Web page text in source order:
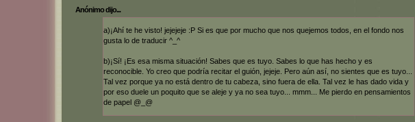
Anónimo dijo...
a)¡Ahí te he visto! jejejeje :P Si es que por mucho que nos quejemos todos, en el fondo nos
gusta lo de traducir ^_^
b)¡Sí! ¡Es esa misma situación! Sabes que es tuyo. Sabes lo que has hecho y es
reconocible. Yo creo que podría recitar el guión, jejeje. Pero aún así, no sientes que es tuyo...
Tal vez porque ya no está dentro de tu cabeza, sino fuera de ella. Tal vez le has dado vida y
por eso duele un poquito que se aleje y ya no sea tuyo... mmm... Me pierdo en pensamientos
de papel @_@